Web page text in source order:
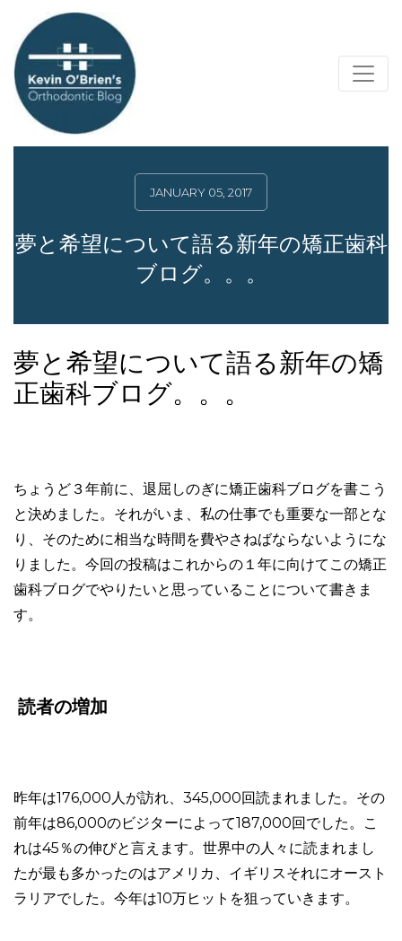
JANUARY 05, 2017
夢と希望について語る新年の矯正歯科
ブログ。。。
夢と希望について語る新年の矯
正歯科ブログ。。。
ちょうど３年前に、退屈しのぎに矯正歯科ブログを書こう
と決めました。それがいま、私の仕事でも重要な一部とな
り、そのために相当な時間を費やさねばならないようにな
りました。今回の投稿はこれからの１年に向けてこの矯正
歯科ブログでやりたいと思っていることについて書きま
す。
読者の増加
昨年は176,000人が訪れ、345,000回読まれました。その
前年は86,000のビジターによって187,000回でした。こ
れは45％の伸びと言えます。世界中の人々に読まれまし
たが最も多かったのはアメリカ、イギリスそれにオースト
ラリアでした。今年は10万ヒットを狙っていきます。